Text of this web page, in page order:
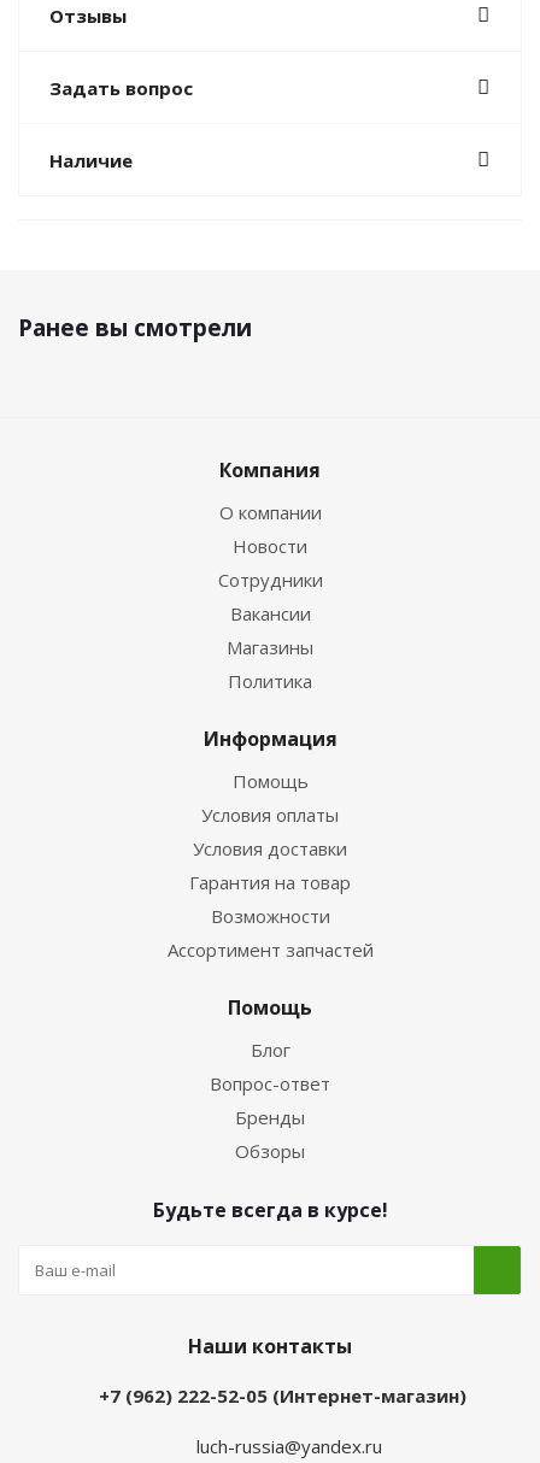
Отзывы
Задать вопрос
Наличие
Ранее вы смотрели
Компания
О компании
Новости
Сотрудники
Вакансии
Магазины
Политика
Информация
Помощь
Условия оплаты
Условия доставки
Гарантия на товар
Возможности
Ассортимент запчастей
Помощь
Блог
Вопрос-ответ
Бренды
Обзоры
Будьте всегда в курсе!
Наши контакты
+7 (962) 222-52-05 (Интернет-магазин)
luch-russia@yandex.ru